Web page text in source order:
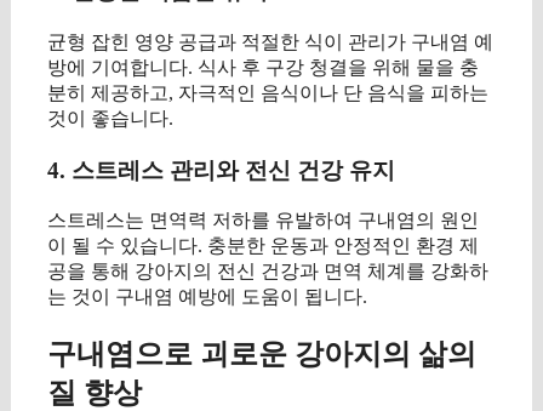
균형 잡힌 영양 공급과 적절한 식이 관리가 구내염 예
방에 기여합니다. 식사 후 구강 청결을 위해 물을 충
분히 제공하고, 자극적인 음식이나 단 음식을 피하는
것이 좋습니다.
4. 스트레스 관리와 전신 건강 유지
스트레스는 면역력 저하를 유발하여 구내염의 원인
이 될 수 있습니다. 충분한 운동과 안정적인 환경 제
공을 통해 강아지의 전신 건강과 면역 체계를 강화하
는 것이 구내염 예방에 도움이 됩니다.
구내염으로 괴로운 강아지의 삶의
질 향상